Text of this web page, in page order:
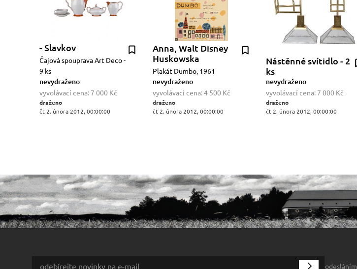
- Slavkov
Čajová spouprava Art Deco -
9 ks
nevydraženo
vyvolávací cena: 7 000 Kč
draženo
čt 2. února 2012, 00:00:00
Anna, Walt Disney
Huskowska
Plakát Dumbo, 1961
nevydraženo
vyvolávací cena:4 500 Kč
draženo
čt 2. února 2012, 00:00:00
Nástěnné svítidlo - 2
ks
nevydraženo
vyvolávací cena: 7 000 Kč
draženo
čt 2. února 2012, 00:00:00